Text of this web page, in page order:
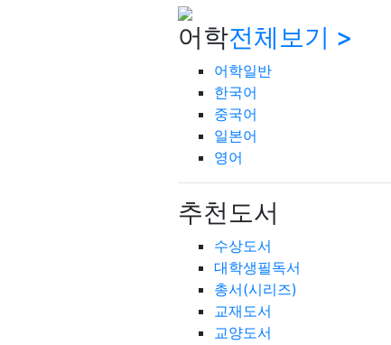
어학전체보기 >
어학일반
한국어
중국어
일본어
영어
추천도서
수상도서
대학생필독서
총서(시리즈)
교재도서
교양도서